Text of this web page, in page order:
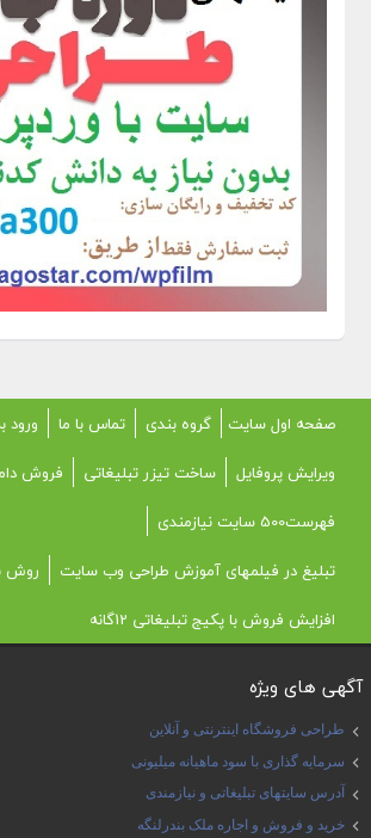
صفحه اول سایت گروه بندی تماس با ما
ورود
ویرایش پروفایل
ساخت تیزر تبلیغاتی
فروش
فهرست500 سایت نیازمندی
تبلیغ در فیلمهای آموزش طراحی وب سایت
روش
افزایش فروش با پکیج تبلیغاتی 12گانه
آگهی های ویژه
طراحی فروشگاه اینترنتی و آنلاین
سرمایه گذاری با سود ماهیانه میلیونی
آدرس سایتهای تبلیغاتی و نیازمندی
خرید و فروش و اجاره ملک بندرلنگه